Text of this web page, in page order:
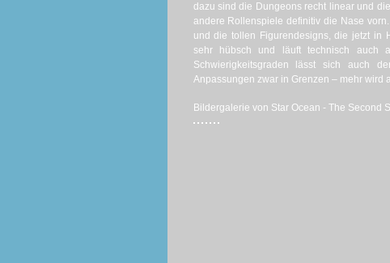
dazu sind die Dungeons recht linear und
andere Rollenspiele definitiv die Nase
und die tollen Figurendesigns, die jetzt in
sehr hübsch und läuft technisch auch
Schwierigkeitsgraden lässt sich auch
Anpassungen zwar in Grenzen – mehr wird
Bildergalerie von Star Ocean - The Second